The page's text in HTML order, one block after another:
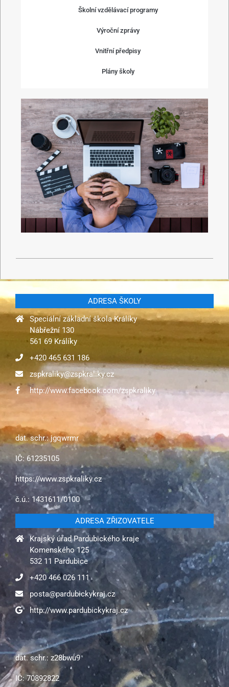
Školní vzdělávací programy
Výroční zprávy
Vnitřní předpisy
Plány školy
ADRESA ŠKOLY
Speciální základní škola Králíky
Nábřežní 130
561 69 Králíky
+420 465 631 186
zspkraliky@zspkraliky.cz
http://www.facebook.com/zspkraliky
dat. schr.: jgqwrmr
IČ: 61235105
https://www.zspkraliky.cz
č.ú.: 1431611/0100
ADRESA ZŘIZOVATELE
Krajský úřad Pardubického kraje
Komenského 125
532 11 Pardubice
+420 466 026 111
posta@pardubickykraj.cz
http://www.pardubickykraj.cz
dat. schr.: z28bwu9
IČ: 70892822